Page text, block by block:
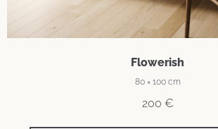
Flowerish
80 × 100 cm
200 €